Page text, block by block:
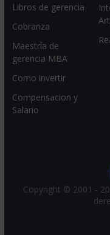
Libros de gerencia
Cobranza
Maestría de
gerencia MBA
Como invertir
Compensacion y
Salario
Copyright © 2001 -